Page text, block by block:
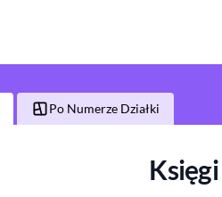
Po Numerze Działki